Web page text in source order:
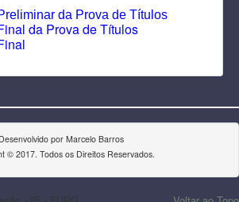
da Prova de Títulos
da Prova de Títulos
Desenvolvido por Marcelo Barros
© 2017. Todos os Direitos Reservados.